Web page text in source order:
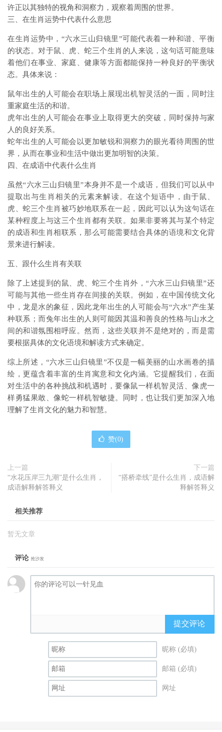
许正以其独特的视角和洞察力，观察着周围的世界。
三、在生肖运势中代表什么意思
在生肖运势中，“六水三山归镜里”可能代表着一种和谐、平衡
的状态。对于鼠、虎、蛇三个生肖的人来说，这句话可能意味
着他们在事业、家庭、健康等方面都能保持一种良好的平衡状
态。具体来说：
鼠年出生的人可能会在职场上展现出机智灵活的一面，同时注
重家庭生活的和谐。
虎年出生的人可能会在事业上取得更大的突破，同时保持与家
人的良好关系。
蛇年出生的人可能会以更加敏锐和洞察力的眼光看待周围的世
界，从而在事业和生活中做出更加明智的决策。
四、在成语中代表什么生肖
虽然“六水三山归镜里”本身并不是一个成语，但我们可以从中
提取出与生肖相关的元素来解读。在这个短语中，由于鼠、
虎、蛇三个生肖被巧妙地联系在一起，因此可以认为这句话在
某种程度上与这三个生肖都有关联。如果非要将其与某个特定
的成语和生肖相联系，那么可能需要结合具体的语境和文化背
景来进行解读。
五、跟什么生肖有关联
除了上述提到的鼠、虎、蛇三个生肖外，“六水三山归镜里”还
可能与其他一些生肖存在间接的关联。例如，在中国传统文化
中，龙是水的象征，因此龙年出生的人可能会与“六水”产生某
种联系；而兔年出生的人则可能因其温和善良的性格与山水之
间的和谐氛围相呼应。然而，这些关联并不是绝对的，而是需
要根据具体的文化语境和解读方式来确定。
综上所述，“六水三山归镜里”不仅是一幅美丽的山水画卷的描
绘，更蕴含着丰富的生肖寓意和文化内涵。它提醒我们，在面
对生活中的各种挑战和机遇时，要像鼠一样机智灵活、像虎一
样勇猛果敢、像蛇一样机智敏捷。同时，也让我们更加深入地
理解了生肖文化的魅力和智慧。
赞(0)
上一篇
“水花压岸三九潮”是什么生肖，
成语解释解答释义
下一篇
“搭桥牵线”是什么生肖，成语解
释解答释义
相关推荐
暂无文章
评论 抢沙发
提交评论
昵称 (必填)
邮箱 (必填)
网址